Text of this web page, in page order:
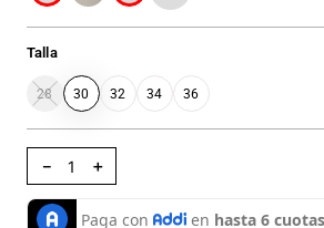
Talla
28 30 32 34 36
＋
－